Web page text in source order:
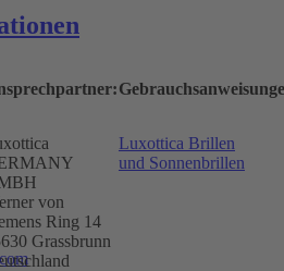
von
Ring 14
Grassbrunn
Luxottica Brillen
und Sonnenbrillen